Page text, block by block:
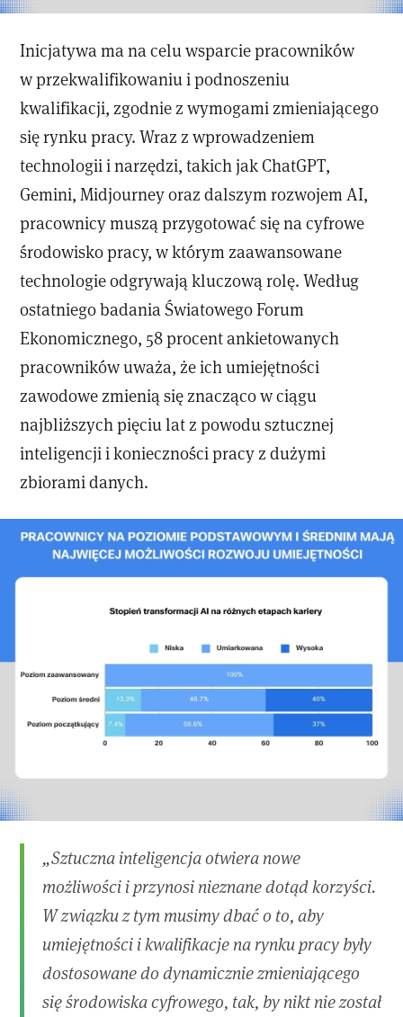
Inicjatywa ma na celu wsparcie pracowników
w przekwalifikowaniu i podnoszeniu
kwalifikacji, zgodnie z wymogami zmieniającego
się rynku pracy. Wraz z wprowadzeniem
technologii i narzędzi, takich jak ChatGPT,
Gemini, Midjourney oraz dalszym rozwojem AI,
pracownicy muszą przygotować się na cyfrowe
środowisko pracy, w którym zaawansowane
technologie odgrywają kluczową rolę. Według
ostatniego badania Światowego Forum
Ekonomicznego, 58 procent ankietowanych
pracowników uważa, że ich umiejętności
zawodowe zmienią się znacząco w ciągu
najbliższych pięciu lat z powodu sztucznej
inteligencji i konieczności pracy z dużymi
zbiorami danych.
„Sztuczna inteligencja otwiera nowe
możliwości i przynosi nieznane dotąd korzyści.
W związku z tym musimy dbać o to, aby
umiejętności i kwalifikacje na rynku pracy były
dostosowane do dynamicznie zmieniającego
się środowiska cyfrowego, tak, by nikt nie został